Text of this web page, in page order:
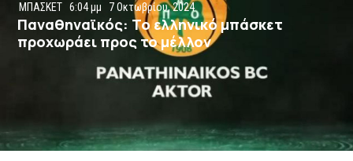
ΜΠΑΣΚΕΤ 6:04 μμ 7 Οκτωβρίου, 2024
Παναθηναϊκός: Το ελληνικό μπάσκετ
προχωράει προς το μέλλον